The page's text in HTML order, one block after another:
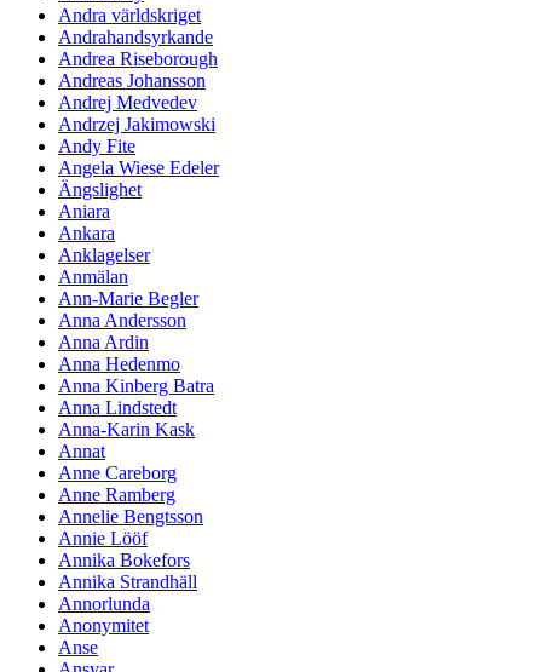
Andra världskriget
Andrahandsyrkande
Andrea Riseborough
Andreas Johansson
Andrej Medvedev
Andrzej Jakimowski
Andy Fite
Angela Wiese Edeler
Ängslighet
Aniara
Ankara
Anklagelser
Anmälan
Ann-Marie Begler
Anna Andersson
Anna Ardin
Anna Hedenmo
Anna Kinberg Batra
Anna Lindstedt
Anna-Karin Kask
Annat
Anne Careborg
Anne Ramberg
Annelie Bengtsson
Annie Lööf
Annika Bokefors
Annika Strandhäll
Annorlunda
Anonymitet
Anse